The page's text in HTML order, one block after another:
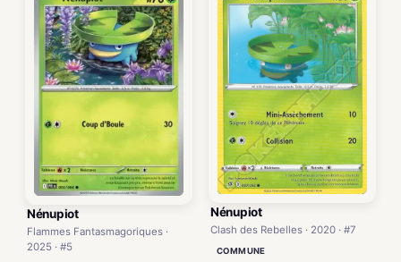
Nénupiot
Flammes Fantasmagoriques ·
2025 · #5
Nénupiot
Clash des Rebelles · 2020 · #7
COMMUNE